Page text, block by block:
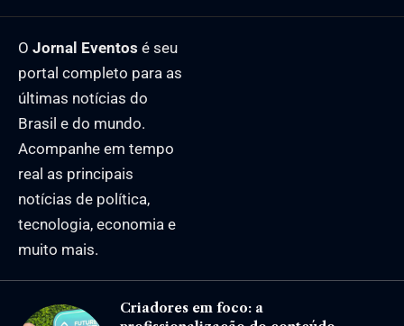
O Jornal Eventos é seu
portal completo para as
últimas notícias do
Brasil e do mundo.
Acompanhe em tempo
real as principais
notícias de política,
tecnologia, economia e
muito mais.
Criadores em foco: a